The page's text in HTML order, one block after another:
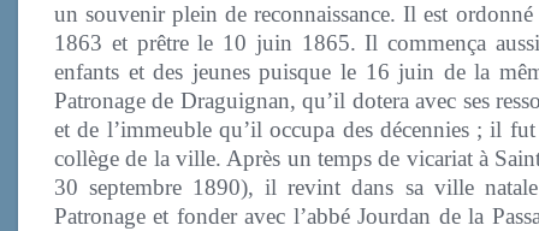
un souvenir plein de reconnaissance. Il est
1863 et prêtre le 10 juin 1865. Il commença
enfants et des jeunes puisque le 16 juin de la
Patronage de Draguignan, qu’il dotera avec ses
et de l’immeuble qu’il occupa des décennies ; il
collège de la ville. Après un temps de vicariat à
30 septembre 1890), il revint dans sa ville
Patronage et fonder avec l’abbé Jourdan de la